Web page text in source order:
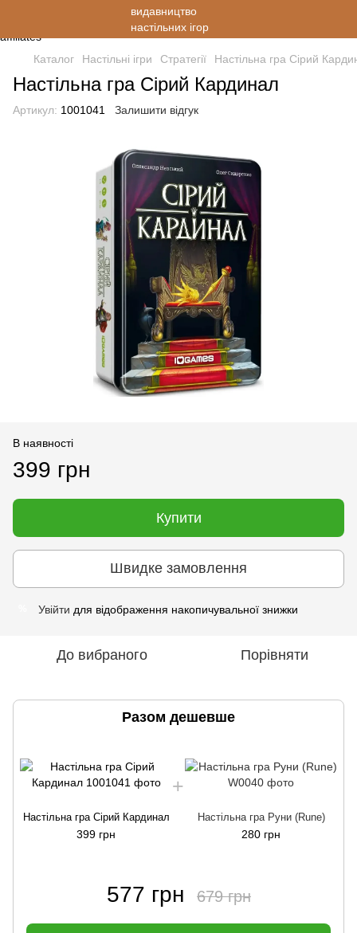
Каталог Настільні ігри Стратегії Настільна гра Сірий
Настільна гра Сірий Кардинал
Артикул: 1001041 Залишити відгук
В наявності
399 грн
Купити
Швидке замовлення
Увійти для відображення накопичувальної знижки
До вибраного Порівняти
Разом дешевше
Настільна гра Сірий Кардинал
399 грн
Настільна гра Руни (Rune)
280 грн
577 грн 679 грн